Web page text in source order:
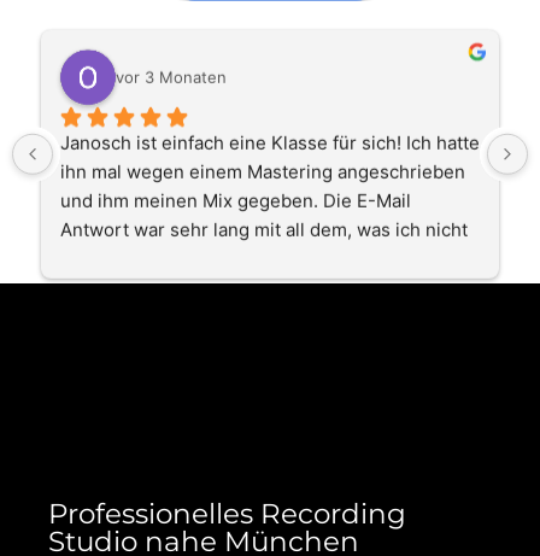
vor 3 Monaten
Janosch ist einfach eine Klasse für sich! Ich hatte
ihn mal wegen einem Mastering angeschrieben
und ihm meinen Mix gegeben. Die E-Mail
Antwort war sehr lang mit all dem, was ich nicht
Soundausfall gut, aber der Mix war wirklich
!!!!!!!!! Vielen Dank
Professionelles Recording
Studio nahe München